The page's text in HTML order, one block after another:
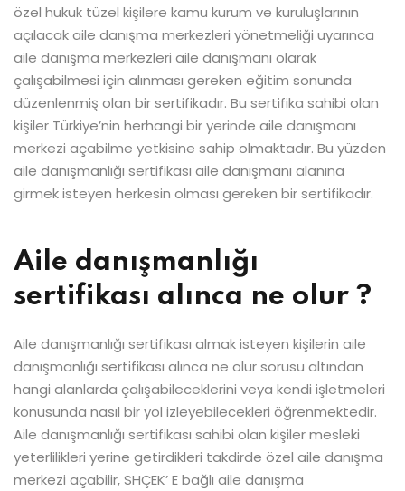
özel hukuk tüzel kişilere kamu kurum ve kuruluşlarının
açılacak aile danışma merkezleri yönetmeliği uyarınca
aile danışma merkezleri aile danışmanı olarak
çalışabilmesi için alınması gereken eğitim sonunda
düzenlenmiş olan bir sertifikadır. Bu sertifika sahibi olan
kişiler Türkiye’nin herhangi bir yerinde aile danışmanı
merkezi açabilme yetkisine sahip olmaktadır. Bu yüzden
aile danışmanlığı sertifikası aile danışmanı alanına
girmek isteyen herkesin olması gereken bir sertifikadır.
Aile danışmanlığı
sertifikası alınca ne olur ?
Aile danışmanlığı sertifikası almak isteyen kişilerin aile
danışmanlığı sertifikası alınca ne olur sorusu altından
hangi alanlarda çalışabileceklerini veya kendi işletmeleri
konusunda nasıl bir yol izleyebilecekleri öğrenmektedir.
Aile danışmanlığı sertifikası sahibi olan kişiler mesleki
yeterlilikleri yerine getirdikleri takdirde özel aile danışma
merkezi açabilir, SHÇEK’ E bağlı aile danışma